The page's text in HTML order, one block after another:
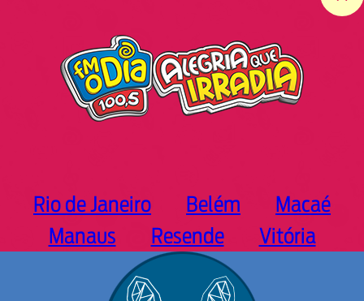
Rio de Janeiro Belém
Macaé
Manaus
Resende Vitória